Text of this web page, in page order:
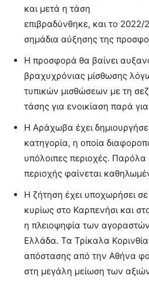
και μετά η τάση
επιβραδύνθηκε, και το
σημάδια αύξησης της
Η προσφορά θα βαίνει
βραχυχρόνιας μίσθωσης
τυπικών μισθώσεων με τη
τάσης για ενοικίαση παρά
Η Αράχωβα έχει δημιουργήσει
κατηγορία, η οποία
υπόλοιπες περιοχές.
περιοχής φαίνεται
Η ζήτηση έχει υποχωρήσει
κυρίως στο Καρπενήσι και
η πλειοψηφία των
Ελλάδα. Τα Τρίκαλα
απόστασης από την Αθήνα
στη μεγάλη μείωση των